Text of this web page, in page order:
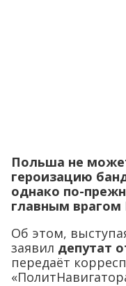
Польша не
героизацию
однако по-
главным врагом
Об этом,
заявил депутат
передаёт